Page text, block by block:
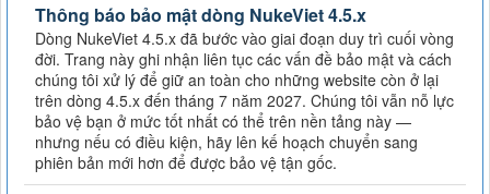
Thông báo bảo mật dòng NukeViet 4.5.x
Dòng NukeViet 4.5.x đã bước vào giai đoạn duy trì cuối vòng
đời. Trang này ghi nhận liên tục các vấn đề bảo mật và cách
chúng tôi xử lý để giữ an toàn cho những website còn ở lại
trên dòng 4.5.x đến tháng 7 năm 2027. Chúng tôi vẫn nỗ lực
bảo vệ bạn ở mức tốt nhất có thể trên nền tảng này —
nhưng nếu có điều kiện, hãy lên kế hoạch chuyển sang
phiên bản mới hơn để được bảo vệ tận gốc.